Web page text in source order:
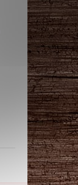
33 Kč